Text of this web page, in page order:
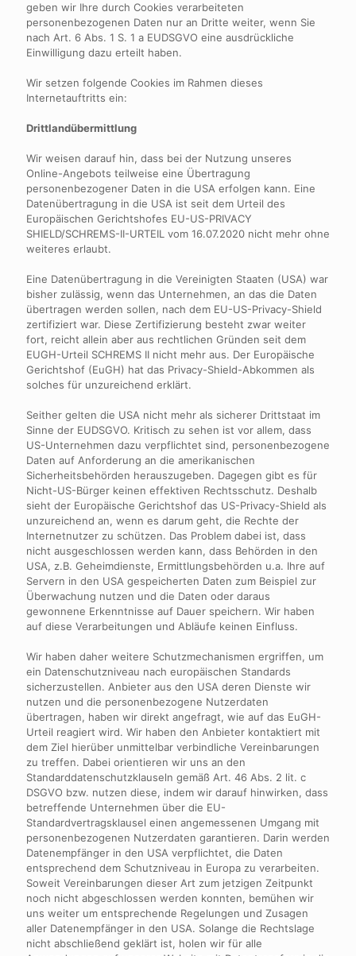
geben wir Ihre durch Cookies verarbeiteten
personenbezogenen Daten nur an Dritte weiter, wenn Sie
nach Art. 6 Abs. 1 S. 1 a EUDSGVO eine ausdrückliche
Einwilligung dazu erteilt haben.
Wir setzen folgende Cookies im Rahmen dieses
Internetauftritts ein:
Drittlandübermittlung
Wir weisen darauf hin, dass bei der Nutzung unseres
Online-Angebots teilweise eine Übertragung
personenbezogener Daten in die USA erfolgen kann. Eine
Datenübertragung in die USA ist seit dem Urteil des
Europäischen Gerichtshofes EU-US-PRIVACY
SHIELD/SCHREMS-II-URTEIL vom 16.07.2020 nicht mehr ohne
weiteres erlaubt.
Eine Datenübertragung in die Vereinigten Staaten (USA) war
bisher zulässig, wenn das Unternehmen, an das die Daten
übertragen werden sollen, nach dem EU-US-Privacy-Shield
zertifiziert war. Diese Zertifizierung besteht zwar weiter
fort, reicht allein aber aus rechtlichen Gründen seit dem
EUGH-Urteil SCHREMS II nicht mehr aus. Der Europäische
Gerichtshof (EuGH) hat das Privacy-Shield-Abkommen als
solches für unzureichend erklärt.
Seither gelten die USA nicht mehr als sicherer Drittstaat im
Sinne der EUDSGVO. Kritisch zu sehen ist vor allem, dass
US-Unternehmen dazu verpflichtet sind, personenbezogene
Daten auf Anforderung an die amerikanischen
Sicherheitsbehörden herauszugeben. Dagegen gibt es für
Nicht-US-Bürger keinen effektiven Rechtsschutz. Deshalb
sieht der Europäische Gerichtshof das US-Privacy-Shield als
unzureichend an, wenn es darum geht, die Rechte der
Internetnutzer zu schützen. Das Problem dabei ist, dass
nicht ausgeschlossen werden kann, dass Behörden in den
USA, z.B. Geheimdienste, Ermittlungsbehörden u.a. Ihre auf
Servern in den USA gespeicherten Daten zum Beispiel zur
Überwachung nutzen und die Daten oder daraus
gewonnene Erkenntnisse auf Dauer speichern. Wir haben
auf diese Verarbeitungen und Abläufe keinen Einfluss.
Wir haben daher weitere Schutzmechanismen ergriffen, um
ein Datenschutzniveau nach europäischen Standards
sicherzustellen. Anbieter aus den USA deren Dienste wir
nutzen und die personenbezogene Nutzerdaten
übertragen, haben wir direkt angefragt, wie auf das EuGH-
Urteil reagiert wird. Wir haben den Anbieter kontaktiert mit
dem Ziel hierüber unmittelbar verbindliche Vereinbarungen
zu treffen. Dabei orientieren wir uns an den
Standarddatenschutzklauseln gemäß Art. 46 Abs. 2 lit. c
DSGVO bzw. nutzen diese, indem wir darauf hinwirken, dass
betreffende Unternehmen über die EU-
Standardvertragsklausel einen angemessenen Umgang mit
personenbezogenen Nutzerdaten garantieren. Darin werden
Datenempfänger in den USA verpflichtet, die Daten
entsprechend dem Schutzniveau in Europa zu verarbeiten.
Soweit Vereinbarungen dieser Art zum jetzigen Zeitpunkt
noch nicht abgeschlossen werden konnten, bemühen wir
uns weiter um entsprechende Regelungen und Zusagen
aller Datenempfänger in den USA. Solange die Rechtslage
nicht abschließend geklärt ist, holen wir für alle